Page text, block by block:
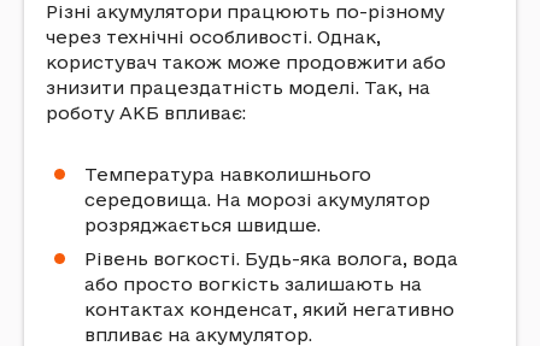
Різні акумулятори працюють по-різному
через технічні особливості. Однак,
користувач також може продовжити або
знизити працездатність моделі. Так, на
роботу АКБ впливає:
Температура навколишнього
середовища. На морозі акумулятор
розряджається швидше.
Рівень вогкості. Будь-яка волога, вода
або просто вогкість залишають на
контактах конденсат, який негативно
впливає на акумулятор.